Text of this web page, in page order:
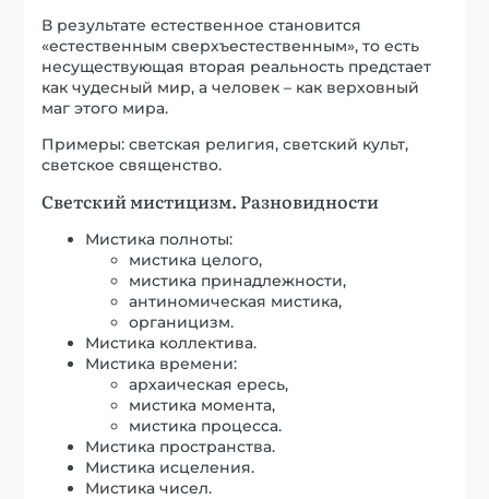
В результате естественное становится
«естественным сверхъестественным», то есть
несуществующая вторая реальность предстает
как чудесный мир, а человек – как верховный
маг этого мира.
Примеры: светская религия, светский культ,
светское священство.
Светский мистицизм. Разновидности
Мистика полноты:
мистика целого,
мистика принадлежности,
антиномическая мистика,
органицизм.
Мистика коллектива.
Мистика времени:
архаическая ересь,
мистика момента,
мистика процесса.
Мистика пространства.
Мистика исцеления.
Мистика чисел.